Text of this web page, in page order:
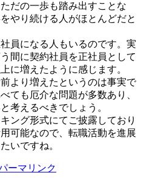
だの一歩も踏み出すことな
やり続ける人がほとんどだと
員になる人もいるのです。実
間に契約社員を正社員として
に増えたように感じます。
より増えたというのは事実で
ても厄介な問題が多数あり、
考えるべきでしょう。
ング形式にてご披露しており
可能なので、転職活動を進展
いですね。
ーマリンク